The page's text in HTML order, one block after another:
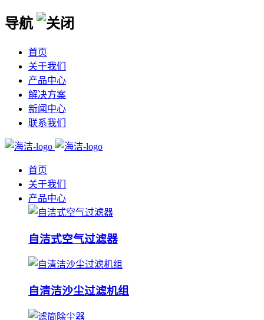
导航
首页
关于我们
产品中心
解决方案
新闻中心
联系我们
首页
关于我们
产品中心
自洁式空气过滤器
自清洁沙尘过滤机组